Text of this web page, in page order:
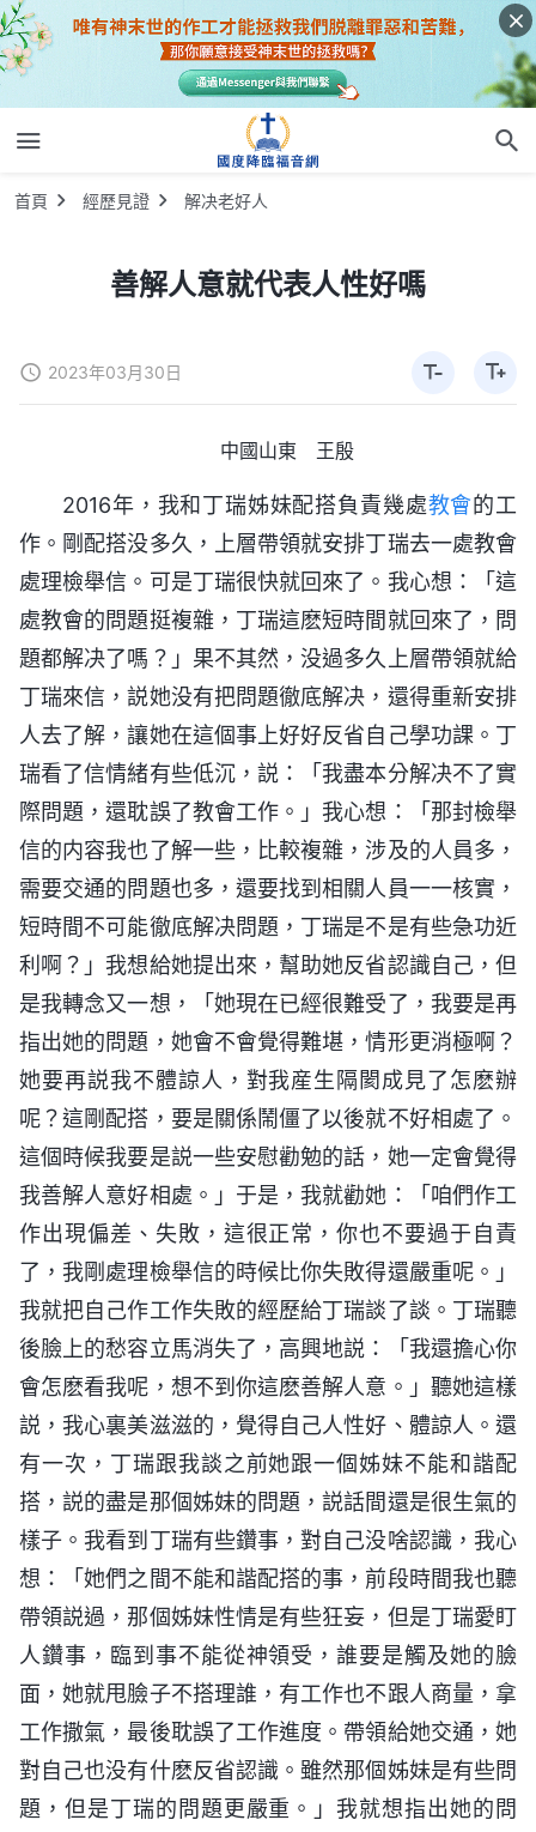
首頁 經歷見證 解决老好人
善解人意就代表人性好嗎
2023年03月30日
中國山東 王殷
2016年，我和丁瑞姊妹配搭負責幾處教會的工
作。剛配搭没多久，上層帶領就安排丁瑞去一處教會
處理檢舉信。可是丁瑞很快就回來了。我心想：「這
處教會的問題挺複雜，丁瑞這麽短時間就回來了，問
題都解决了嗎？」果不其然，没過多久上層帶領就給
丁瑞來信，説她没有把問題徹底解决，還得重新安排
人去了解，讓她在這個事上好好反省自己學功課。丁
瑞看了信情緒有些低沉，説：「我盡本分解决不了實
際問題，還耽誤了教會工作。」我心想：「那封檢舉
信的内容我也了解一些，比較複雜，涉及的人員多，
需要交通的問題也多，還要找到相關人員一一核實，
短時間不可能徹底解决問題，丁瑞是不是有些急功近
利啊？」我想給她提出來，幫助她反省認識自己，但
是我轉念又一想，「她現在已經很難受了，我要是再
指出她的問題，她會不會覺得難堪，情形更消極啊？
她要再説我不體諒人，對我産生隔閡成見了怎麽辦
呢？這剛配搭，要是關係鬧僵了以後就不好相處了。
這個時候我要是説一些安慰勸勉的話，她一定會覺得
我善解人意好相處。」于是，我就勸她：「咱們作工
作出現偏差、失敗，這很正常，你也不要過于自責
了，我剛處理檢舉信的時候比你失敗得還嚴重呢。」
我就把自己作工作失敗的經歷給丁瑞談了談。丁瑞聽
後臉上的愁容立馬消失了，高興地説：「我還擔心你
會怎麽看我呢，想不到你這麽善解人意。」聽她這樣
説，我心裏美滋滋的，覺得自己人性好、體諒人。還
有一次，丁瑞跟我談之前她跟一個姊妹不能和諧配
搭，説的盡是那個姊妹的問題，説話間還是很生氣的
樣子。我看到丁瑞有些鑽事，對自己没啥認識，我心
想：「她們之間不能和諧配搭的事，前段時間我也聽
帶領説過，那個姊妹性情是有些狂妄，但是丁瑞愛盯
人鑽事，臨到事不能從神領受，誰要是觸及她的臉
面，她就甩臉子不搭理誰，有工作也不跟人商量，拿
工作撒氣，最後耽誤了工作進度。帶領給她交通，她
對自己也没有什麽反省認識。雖然那個姊妹是有些問
題，但是丁瑞的問題更嚴重。」我就想指出她的問